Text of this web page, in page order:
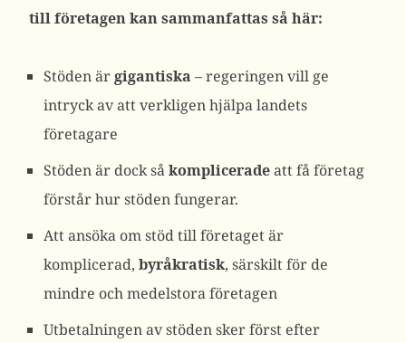
till företagen kan sammanfattas så här:
Stöden ärgigantiska – regeringen vill ge
intryck av att verkligen hjälpa landets
företagare
Stöden är dock såkompliceradeatt få företag
förstår hur stöden fungerar.
Att ansöka om stöd till företaget är
komplicerad, byråkratisk, särskilt för de
mindre och medelstora företagen
Utbetalningen av stöden sker först efter